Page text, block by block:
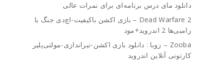
دانلود مای درس برنامه‌ای برای نمرات عالی
Dead Warfare 2 – بازی اکشن باکیفیت-اچ‌دی جنگ با
زامبی‌ها 2 اندروید+مود
Zooba – زوبا : دانلود بازی اکشن-تیراندازی-مولتی‌پلیر
کارتونی آنلاین اندروید